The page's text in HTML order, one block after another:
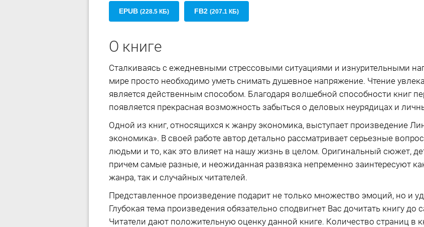
EPUB (228.5 КБ) FB2 (207.1 КБ)
О книге
Сталкиваясь с ежедневными стрессовыми ситуациями и изнурительными
мире просто необходимо уметь снимать душевное напряжение. Чтение
является действенным способом. Благодаря волшебной способности книг
появляется прекрасная возможность забыться о деловых неурядицах и
Одной из книг, относящихся к жанру экономика, выступает произведение
экономика». В своей работе автор детально рассматривает серьезные
людьми и то, как это влияет на нашу жизнь в целом. Оригинальный сюжет,
причем самые разные, и неожиданная развязка непременно заинтересуют
жанра, так и случайных читателей.
Представленное произведение подарит не только множество эмоций, но и
Глубокая тема произведения обязательно сподвигнет Вас дочитать книгу
Читатели дают положительную оценку данной книге. Количество страниц в